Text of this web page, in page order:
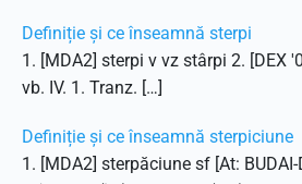
Definiție și ce înseamnă sterpi
1. [MDA2] sterpi v vz stârpi 2. [DEX
vb. IV. 1. Tranz. […]
Definiție și ce înseamnă sterpiciune
1. [MDA2] sterpăciune sf [At: BUDAI-